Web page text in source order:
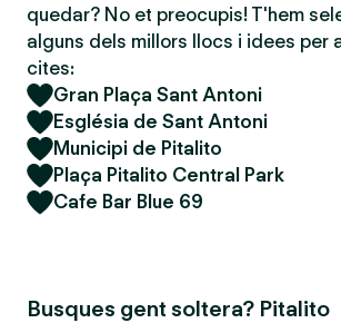
quedar? No et preocupis! T'hem
alguns dels millors llocs i idees per
cites:
Gran Plaça Sant Antoni
Església de Sant Antoni
Municipi de Pitalito
Plaça Pitalito Central Park
Cafe Bar Blue 69
Busques gent soltera? Pitalito